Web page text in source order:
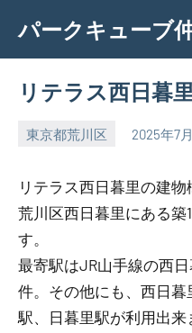
content
パークキューブ
リテラス西日暮
東京都荒川区 2025年7
リテラス西日暮里の建物
荒川区西日暮里にある
す。
最寄駅はJR山手線の西
件。その他にも、西日
駅、日暮里駅が利用出来